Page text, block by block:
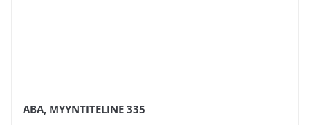
ABA, MYYNTITELINE 335